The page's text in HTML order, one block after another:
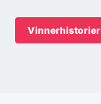
Vinnerhistorier